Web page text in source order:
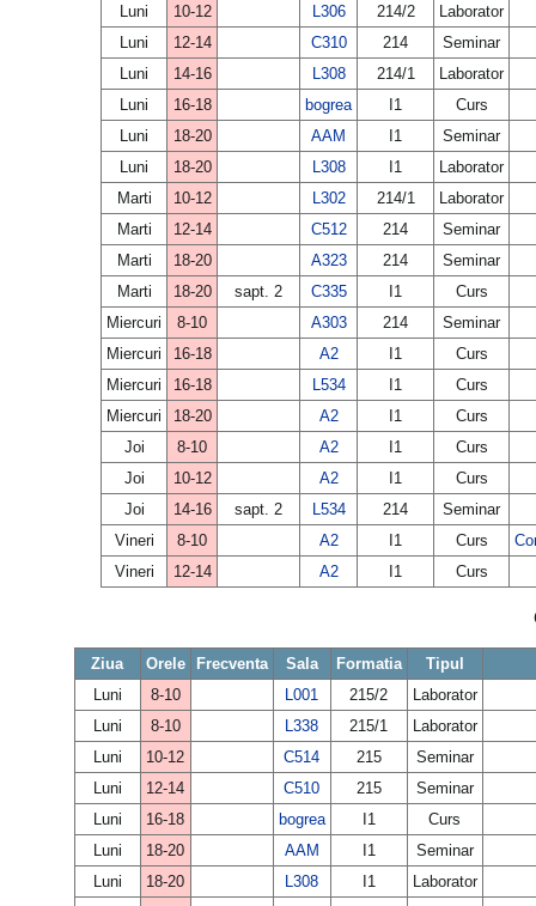
Luni
10-12 L306 214/2
Laborator
Luni
12-14 C310 214
Seminar
Luni
14-16 L308 214/1
Laborator
Luni
16-18 bogrea I1
Curs
Luni
18-20 AAM I1
Seminar
Luni
18-20 L308 I1
Laborator
Marti
10-12 L302 214/1
Laborator
Marti
12-14 C512 214
Seminar
Marti
18-20 A323 214
Seminar
Marti
18-20 sapt. 2 C335 I1
Curs
Miercuri
8-10 A303 214
Seminar
Miercuri
16-18 A2 I1
Curs
Miercuri
16-18 L534 I1
Curs
Miercuri
18-20 A2 I1
Curs
Joi
8-10 A2 I1
Curs
Joi
10-12 A2 I1
Curs
Joi
14-16 sapt. 2 L534 214
Seminar
Vineri
8-10 A2 I1 Curs
Vineri
12-14 A2 I1 Curs
Ziua Orele Frecventa Sala Formatia
Tipul
Luni
8-10 L001 215/2
Laborator
Luni
8-10 L338 215/1
Laborator
Luni
10-12 C514 215
Seminar
Luni
12-14 C510 215
Seminar
Luni
16-18 bogrea I1
Curs
Luni
18-20 AAM I1
Seminar
Luni
18-20 L308 I1
Laborator